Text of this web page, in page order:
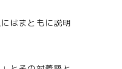
はまともに説明